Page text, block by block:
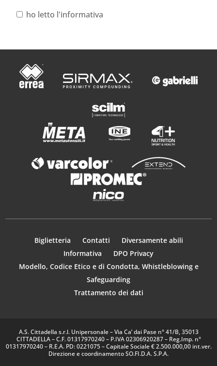
ho letto l'informativa
Biglietteria Contatti
Diversamente abili
Informativa
DPO Privacy
Modello, Codice Etico e di Condotta, Whistleblowing e
Safeguarding
Trattamento dei dati
A.S. Cittadella s.r.l. Unipersonale – Via Ca’ dai Pase n° 41/B, 35013
CITTADELLA – C.F. 01317970240 – P.IVA 02306920287 – Reg.Imp. n°
01317970240 – R.E.A. PD: 0221075 – Capitale Sociale € 2.500.000,00 int.ver.
Direzione e coordinamento SO.FI.D.A. S.P.A.